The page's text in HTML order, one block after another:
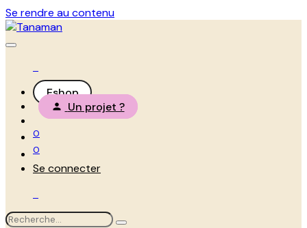
Se rendre au contenu
Eshop
Un projet ?
0
0
Se connecter